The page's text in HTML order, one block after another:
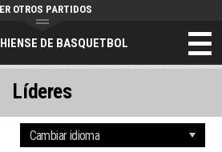
DE BASQUETBOL
OTROS PARTIDOS
Líderes